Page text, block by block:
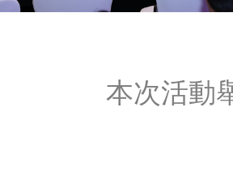
本次活動